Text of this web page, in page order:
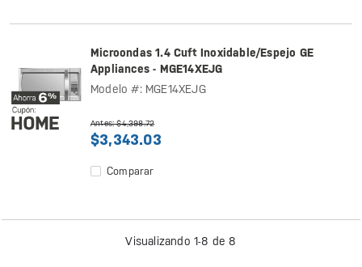
Microondas 1.4 Cuft Inoxidable/Espejo GE
Appliances - MGE14XEJG
Modelo #: MGE14XEJG
Antes: $4,398.72
$3,343.03
Comparar
Visualizando 1-8 de 8